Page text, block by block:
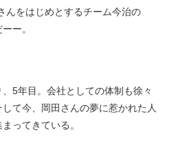
んをはじめとするチーム今治の
ー。
5年目。会社としての体制も徐々
て今、岡田さんの夢に惹かれた人
ってきている。